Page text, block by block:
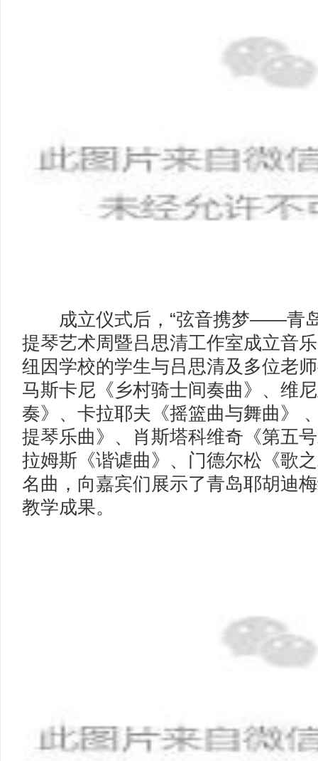
成立仪式后，“弦音携梦——青岛
提琴艺术周暨吕思清工作室成立音
纽因学校的学生与吕思清及多位老
马斯卡尼《乡村骑士间奏曲》、维
奏》、卡拉耶夫《摇篮曲与舞曲》
提琴乐曲》、肖斯塔科维奇《第五
拉姆斯《谐谑曲》、门德尔松《歌
名曲，向嘉宾们展示了青岛耶胡迪
教学成果。